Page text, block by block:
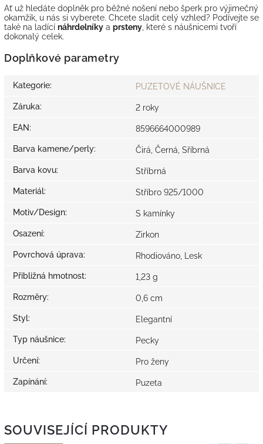
Ať už hledáte doplněk pro běžné nošení nebo šperk pro výjimečný
okamžik, u nás si vyberete. Chcete sladit celý vzhled? Podívejte se
také na ladící náhrdelníky a prsteny , které s náušnicemi tvoří
dokonalý celek.
Doplňkové parametry
Kategorie: PUZETOVÉ NÁUŠNICE
Záruka: 2 roky
EAN: 8596664000989
Barva kamene/perly: Čirá, Černá, Sříbrná
Barva kovu: Stříbrná
Materiál: Stříbro 925/1000
Motiv/Design: S kamínky
Osazení: Zirkon
Povrchová úprava: Rhodiováno, Lesk
Přibližná hmotnost: 1,23 g
Rozměry: 0,6 cm
Styl: Elegantní
Typ náušnice: Pecky
Určení: Pro ženy
Zapínání: Puzeta
SOUVISEJÍCÍ PRODUKTY